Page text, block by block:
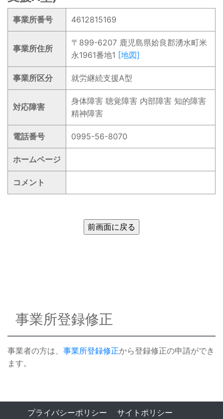
事業所番号 4612815169
事業所住所
〒899-6207 鹿児島県姶良郡湧水町米
永1961番地1 [地図]
事業所区分 就労継続支援A型
対応障害
身体障害 聴覚障害 内部障害 知的障害
精神障害
電話番号 0995-56-8070
ホームページ
コメント
事業所登録修正
事業者の方は、 事業所登録修正から登録修正の申請ができ
ます。
プライバシーポリシー サイトポリシー